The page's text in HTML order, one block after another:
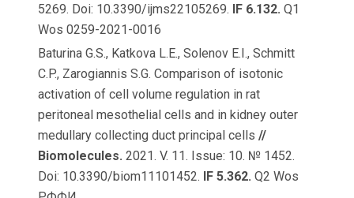
5269. Doi: 10.3390/ijms22105269. IF 6.132. Q1
Wos 0259-2021-0016
Baturina G.S., Katkova L.E., Solenov E.I., Schmitt
C.P., Zarogiannis S.G. Comparison of isotonic
activation of cell volume regulation in rat
peritoneal mesothelial cells and in kidney outer
medullary collecting duct principal cells//
Biomolecules. 2021. V. 11. Issue: 10. № 1452.
Doi: 10.3390/biom11101452. IF 5.362. Q2 Wos